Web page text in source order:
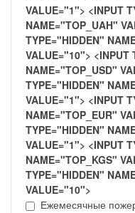
VALUE="1"> <INPUT
NAME="TOP_UAH"
TYPE="HIDDEN"
VALUE="10"> <INPUT
NAME="TOP_USD"
TYPE="HIDDEN"
VALUE="1"> <INPUT
NAME="TOP_EUR"
TYPE="HIDDEN"
VALUE="1"> <INPUT
NAME="TOP_KGS"
TYPE="HIDDEN"
VALUE="10">
Ежемесячные